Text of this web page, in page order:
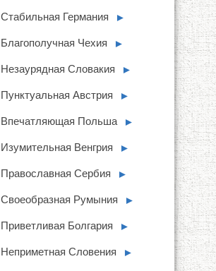
Стабильная Германия ►
Благополучная Чехия ►
Незаурядная Словакия ►
Пунктуальная Австрия ►
Впечатляющая Польша ►
Изумительная Венгрия ►
Православная Сербия ►
Своеобразная Румыния ►
Приветливая Болгария ►
Неприметная Словения ►